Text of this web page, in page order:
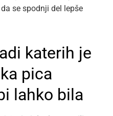
se spodnji del lepše
katerih je
pica
lahko bila